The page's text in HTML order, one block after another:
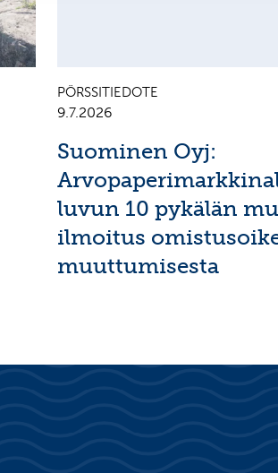
PÖRSSITIEDOTE
9.7.2026
Suominen Oyj:
luvun 10 pykälän
ilmoitus
muuttumisesta